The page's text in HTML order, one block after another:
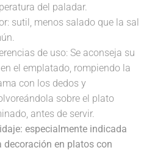
del paladar.
sutil, menos salado que la sal
de uso: Se aconseja su
el emplatado, rompiendo la
con los dedos y
sobre el plato
antes de servir.
especialmente indicada
decoración en platos con